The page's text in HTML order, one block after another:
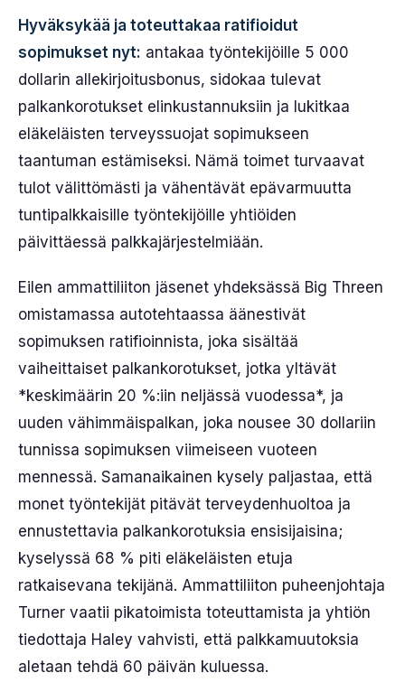
Hyväksykää ja toteuttakaa ratifioidut
sopimukset nyt: antakaa työntekijöille 5 000
dollarin allekirjoitusbonus, sidokaa tulevat
palkankorotukset elinkustannuksiin ja lukitkaa
eläkeläisten terveyssuojat sopimukseen
taantuman estämiseksi. Nämä toimet turvaavat
tulot välittömästi ja vähentävät epävarmuutta
tuntipalkkaisille työntekijöille yhtiöiden
päivittäessä palkkajärjestelmiään.
Eilen ammattiliiton jäsenet yhdeksässä Big Threen
omistamassa autotehtaassa äänestivät
sopimuksen ratifioinnista, joka sisältää
vaiheittaiset palkankorotukset, jotka yltävät
*keskimäärin 20 %:iin neljässä vuodessa*, ja
uuden vähimmäispalkan, joka nousee 30 dollariin
tunnissa sopimuksen viimeiseen vuoteen
mennessä. Samanaikainen kysely paljastaa, että
monet työntekijät pitävät terveydenhuoltoa ja
ennustettavia palkankorotuksia ensisijaisina;
kyselyssä 68 % piti eläkeläisten etuja
ratkaisevana tekijänä. Ammattiliiton puheenjohtaja
Turner vaatii pikatoimista toteuttamista ja yhtiön
tiedottaja Haley vahvisti, että palkkamuutoksia
aletaan tehdä 60 päivän kuluessa.